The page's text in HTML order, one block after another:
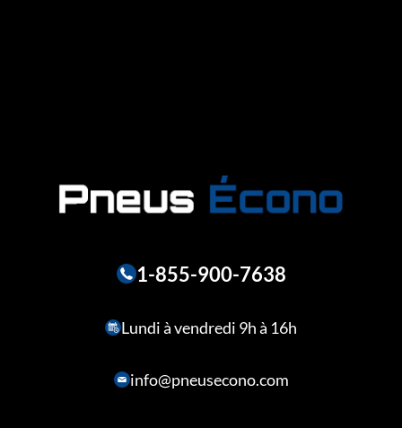
1-855-900-7638
Lundi à vendredi 9h à 16h
info@pneusecono.com